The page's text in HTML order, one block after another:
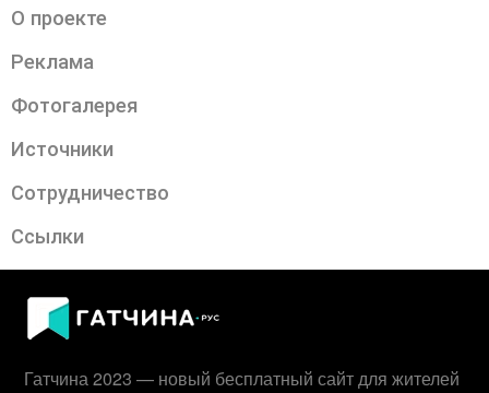
О проекте
Реклама
Фотогалерея
Источники
Сотрудничество
Ссылки
Гатчина 2023 — новый бесплатный сайт для жителей